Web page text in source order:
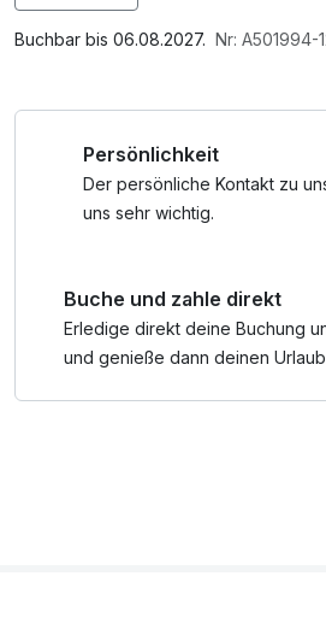
Genießer vital in den Tag.
Freuen Sie sich auf hervorragenden
schönen Winklern.
Buchbar bis 06.08.2027. Nr: A501994-
Persönlichkeit
Der persönliche Kontakt zu
uns sehr wichtig.
Buche und zahle direkt
Erledige direkt deine Buchung
und genieße dann deinen